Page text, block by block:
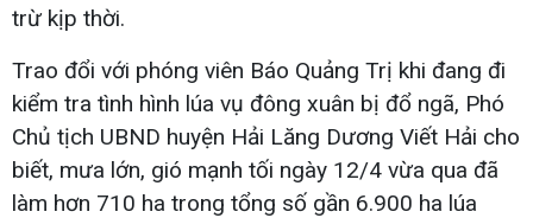
trừ kịp thời.
Trao đổi với phóng viên Báo Quảng Trị khi đang đi
kiểm tra tình hình lúa vụ đông xuân bị đổ ngã, Phó
Chủ tịch UBND huyện Hải Lăng Dương Viết Hải cho
biết, mưa lớn, gió mạnh tối ngày 12/4 vừa qua đã
làm hơn 710 ha trong tổng số gần 6.900 ha lúa